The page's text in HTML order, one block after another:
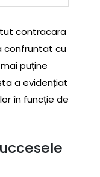
contracara
confruntat cu
puține
a evidențiat
în funcție de